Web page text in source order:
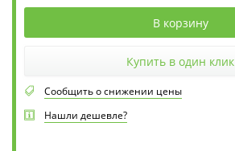
В корзину
Купить в один клик
Сообщить о снижении цены
Нашли дешевле?